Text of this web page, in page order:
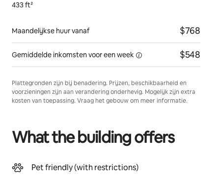
433 ft²
Maandelijkse huur vanaf $768
Gemiddelde inkomsten vooreen week $548
Plattegronden zijn bij benadering. Prijzen, beschikbaarheid en
voorzieningen zijn aan verandering onderhevig. Mogelijk zijn extra
kosten van toepassing. Vraag het gebouw om meer informatie.
What the building offers
Pet friendly (with restrictions)